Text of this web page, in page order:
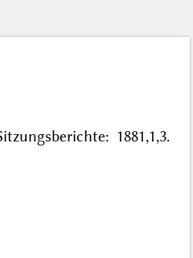
1881,1,3.